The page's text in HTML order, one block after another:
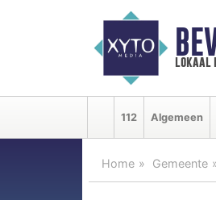
lokaal
112 Algemeen
Home Gemeente